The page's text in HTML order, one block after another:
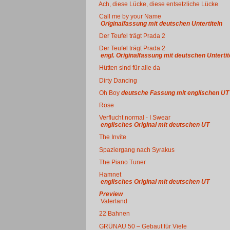
Ach, diese Lücke, diese entsetzliche Lücke
Call me by your Name
Originalfassung mit deutschen Untertiteln
Der Teufel trägt Prada 2
Der Teufel trägt Prada 2
engl. Originalfassung mit deutschen
Hütten sind für alle da
Dirty Dancing
Oh Boy deutsche Fassung mit englischen UT
Rose
Verflucht normal - I Swear
englisches Original mit deutschen UT
The Invite
Spaziergang nach Syrakus
The Piano Tuner
Hamnet
englisches Original mit deutschen UT
Preview
Vaterland
22 Bahnen
GRÜNAU 50 – Gebaut für Viele